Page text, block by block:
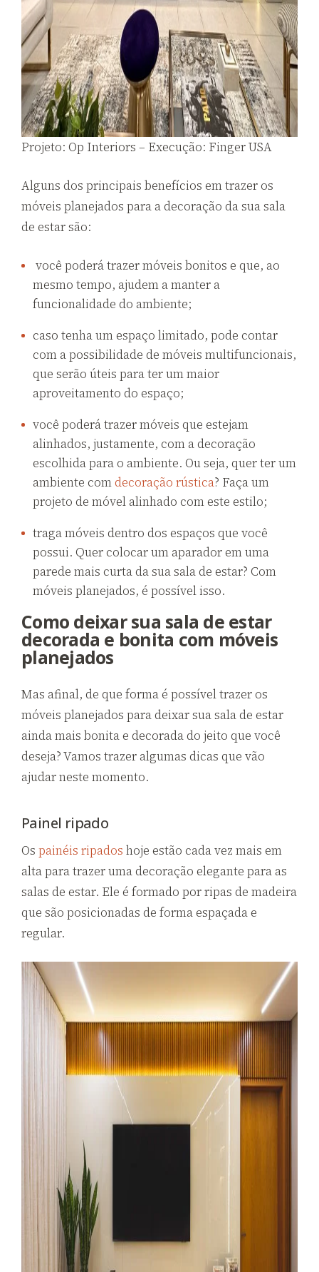
Projeto: Op Interiors – Execução: Finger USA
Alguns dos principais benefícios em trazer os
móveis planejados para a decoração da sua sala
de estar são:
você poderá trazer móveis bonitos e que, ao
mesmo tempo, ajudem a manter a
funcionalidade do ambiente;
caso tenha um espaço limitado, pode contar
com a possibilidade de móveis multifuncionais,
que serão úteis para ter um maior
aproveitamento do espaço;
você poderá trazer móveis que estejam
alinhados, justamente, com a decoração
escolhida para o ambiente. Ou seja, quer ter um
ambiente comdecoração rústica? Faça um
projeto de móvel alinhado com este estilo;
traga móveis dentro dos espaços que você
possui. Quer colocar um aparador em uma
parede mais curta da sua sala de estar? Com
móveis planejados, é possível isso.
Como deixar sua sala de estar
decorada e bonita com móveis
planejados
Mas afinal, de que forma é possível trazer os
móveis planejados para deixar sua sala de estar
ainda mais bonita e decorada do jeito que você
deseja? Vamos trazer algumas dicas que vão
ajudar neste momento.
Painel ripado
Os painéis ripados hoje estão cada vez mais em
alta para trazer uma decoração elegante para as
salas de estar. Ele é formado por ripas de madeira
que são posicionadas de forma espaçada e
regular.